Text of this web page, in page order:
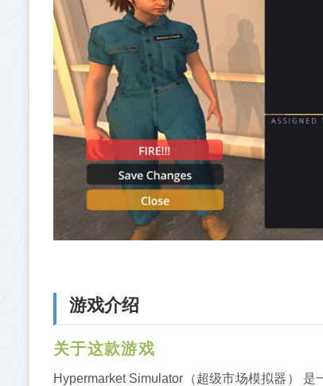
游戏介绍
关于这款游戏
Hypermarket Simulator（超级市场模拟器）